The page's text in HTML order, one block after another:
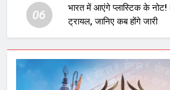
06
भारत में आएंगे प्लास्टिक के
ट्रायल, जानिए कब होंगे जारी